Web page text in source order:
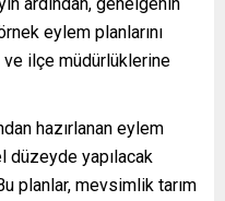
eylem planlarını
ve ilçe müdürlüklerine
hazırlanan eylem
düzeyde yapılacak
planlar, mevsimlik tarım